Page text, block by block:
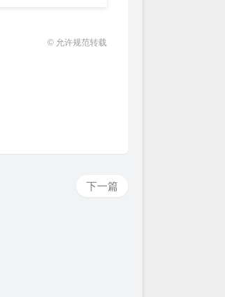
© 允许规范转载
下一篇